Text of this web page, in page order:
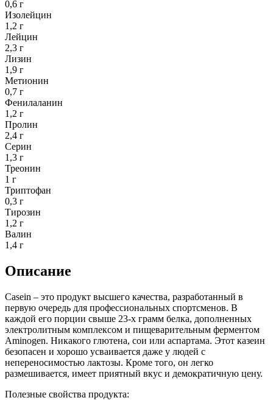
0,6 г
Изолейцин
1,2 г
Лейцин
2,3 г
Лизин
1,9 г
Метионин
0,7 г
Фенилаланин
1,2 г
Пролин
2,4 г
Серин
1,3 г
Треонин
1 г
Триптофан
0,3 г
Тирозин
1,2 г
Валин
1,4 г
Описание
Casein – это продукт высшего качества, разработанный в
первую очередь для профессиональных спортсменов. В
каждой его порции свыше 23-х грамм белка, дополненных
электролитным комплексом и пищеварительным ферментом
Aminogen. Никакого глютена, сои или аспартама. Этот казеин
безопасен и хорошо усваивается даже у людей с
непереносимостью лактозы. Кроме того, он легко
размешивается, имеет приятный вкус и демократичную цену.
Полезные свойства продукта: